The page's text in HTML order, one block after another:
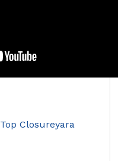
Top Closureyara